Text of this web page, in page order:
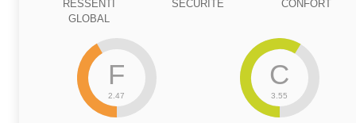
RESSENTI
GLOBAL
SÉCURITÉ CONFORT
F
2.47
C
3.55